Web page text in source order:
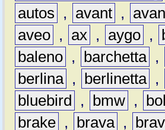
autos
, avant ,
aveo , ax , aygo ,
baleno , barchetta ,
berlina , berlinetta ,
bluebird
, bmw ,
brake , brava ,